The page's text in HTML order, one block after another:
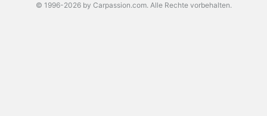
© 1996-2026 by Carpassion.com. Alle Rechte vorbehalten.